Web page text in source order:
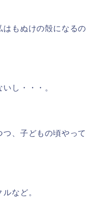
もぬけの殻になるの
し・・・。
、子どもの頃やって
など。